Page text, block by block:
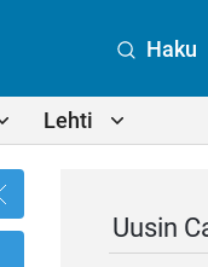
Lehti
Haku
Sulje
ilmoitus
Uusin